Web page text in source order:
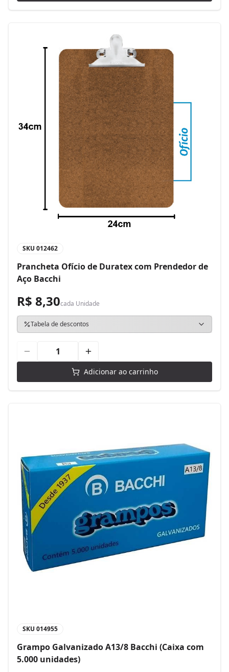
SKU 012462
Prancheta Ofício de Duratex com Prendedor de
Aço Bacchi
R$ 8,30cada Unidade
Tabela de descontos
Adicionar ao carrinho
SKU 014955
Grampo Galvanizado A13/8 Bacchi (Caixa com
5.000 unidades)